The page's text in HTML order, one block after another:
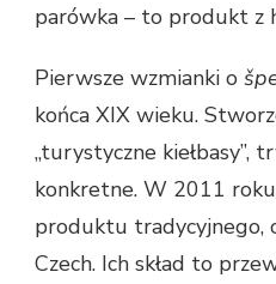
parówka – to produkt z
Pierwsze wzmianki o
końca XIX wieku.
„turystyczne kiełbasy”,
konkretne. W 2011
produktu tradycyjnego,
Czech. Ich skład to